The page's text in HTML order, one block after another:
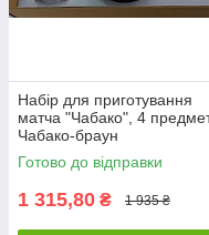
Набір для приготування
матча "Чабако", 4
Чабако-браун
Готово до відправки
1 315,80 ₴ 1 935 ₴